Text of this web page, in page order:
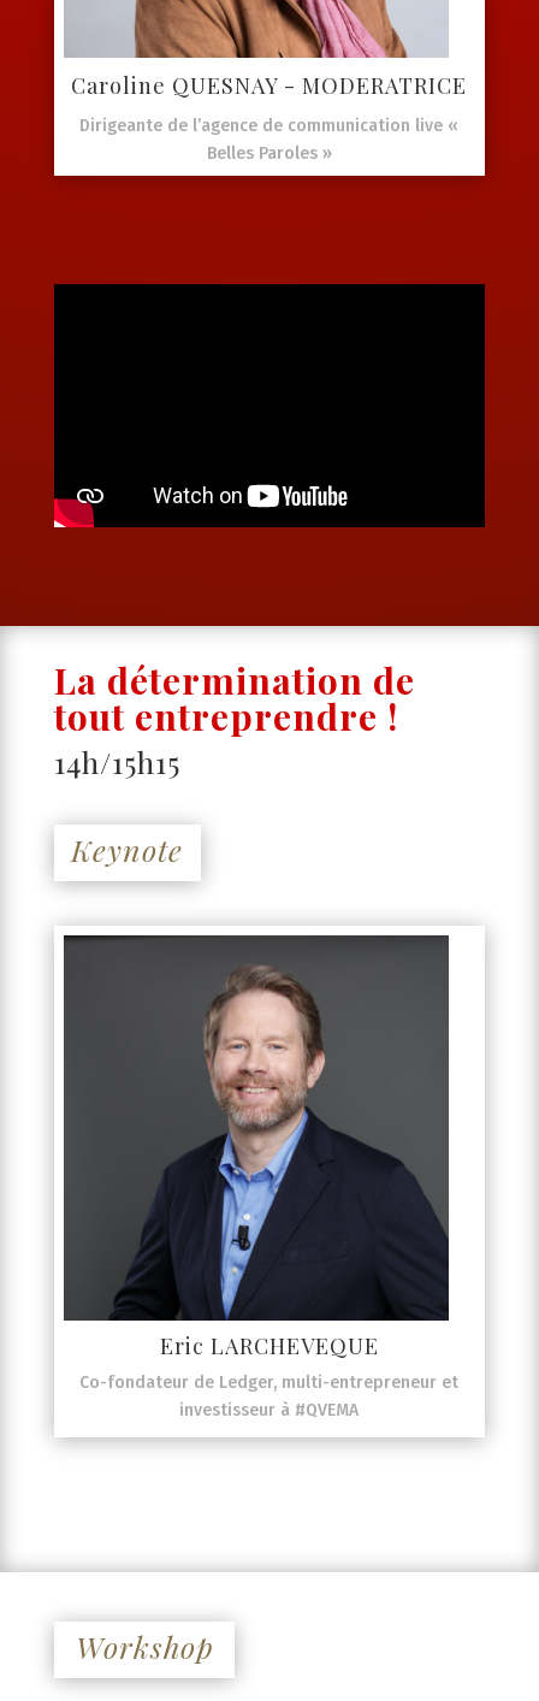
Caroline QUESNAY - MODERATRICE
Dirigeante de l’agence de communication live «
Belles Paroles »
La détermination de
tout entreprendre !
14h/15h15
Keynote
Eric LARCHEVEQUE
Co-fondateur de Ledger, multi-entrepreneur et
investisseur à #QVEMA
Workshop